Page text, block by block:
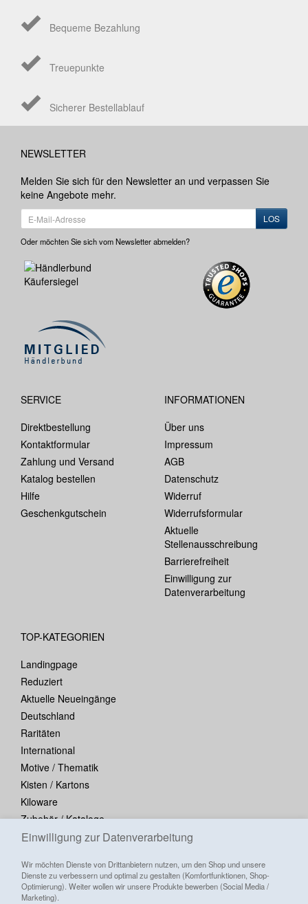
Einwilligung zur Datenverarbeitung
Wir möchten Dienste von Drittanbietern nutzen, um den Shop und unsere
Dienste zu verbessern und optimal zu gestalten (Komfortfunktionen, Shop-
Optimierung). Weiter wollen wir unsere Produkte bewerben (Social Media /
Marketing).
Bequeme Bezahlung
Treuepunkte
Sicherer Bestellablauf
NEWSLETTER
Melden Sie sich für den Newsletter an und verpassen Sie
keine Angebote mehr.
LOS
Oder möchten Sie sich vom Newsletter abmelden?
SERVICE
Direktbestellung
Kontaktformular
Zahlung und Versand
Katalog bestellen
Hilfe
Geschenkgutschein
INFORMATIONEN
Über uns
Impressum
AGB
Datenschutz
Widerruf
Widerrufsformular
Aktuelle
Stellenausschreibung
Barrierefreiheit
Einwilligung zur
Datenverarbeitung
TOP-KATEGORIEN
Landingpage
Reduziert
Aktuelle Neueingänge
Deutschland
Raritäten
International
Motive / Thematik
Kisten / Kartons
Kiloware
Zubehör / Kataloge
Blocks / Kleinbogen